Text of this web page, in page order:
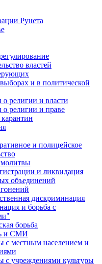
Рунета
властей
и в политической
о религии и власти
о религии и праве
и полицейское
и ликвидация
объединений
дискриминация
и борьба с
борьба
и СМИ
с местным населением и
с учреждениями культуры